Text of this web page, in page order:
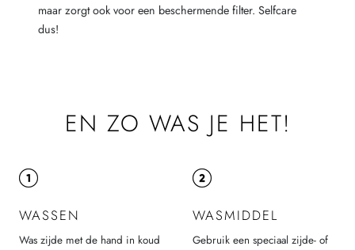
maar zorgt ook voor een beschermende filter. Selfcare
dus!
EN ZO WAS JE HET!
WASSEN
Was zijde met de hand in koud
WASMIDDEL
Gebruik een speciaal zijde- of